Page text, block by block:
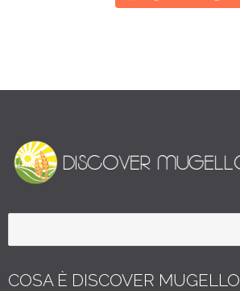
COSA È DISCOVER MUGELLO